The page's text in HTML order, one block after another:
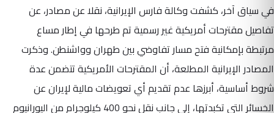
في سياق آخر، كشفت وكالة فارس الإيرانية، نقلا عن مصادر، عن
تفاصيل مقترحات أمريكية غير رسمية تم طرحها في إطار مساع
مرتبطة بإمكانية فتح مسار تفاوضي بين طهران وواشنطن. وذكرت
المصادر الإيرانية المطلعة، أن المقترحات الأمريكية تتضمن عدة
شروط أساسية، أبرزها عدم تقديم أي تعويضات مالية لإيران عن
الخسائر التي تكبدتها، إلى جانب نقل نحو 400 كيلوجرام من اليورانيوم